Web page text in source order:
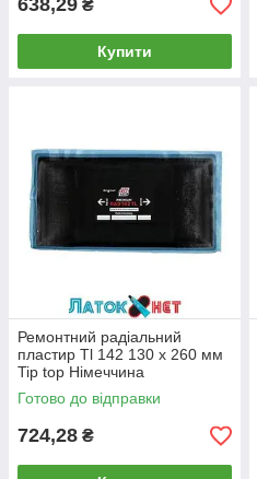
638,29 ₴
Купити
Ремонтний радіальний
пластир Tl 142 130 х 260 мм
Tip top Німеччина
Готово до відправки
724,28 ₴